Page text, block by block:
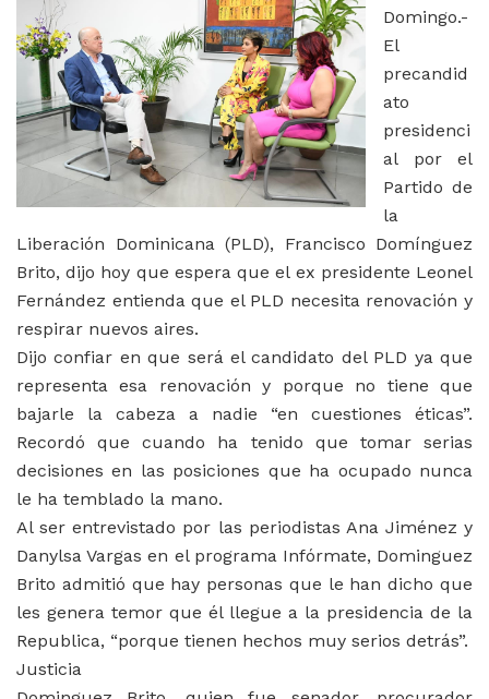
Domingo.-
El
precandid
ato
presidenci
al por el
Partido de
la
Liberación Dominicana (PLD), Francisco Domínguez
Brito, dijo hoy que espera que el ex presidente Leonel
Fernández entienda que el PLD necesita renovación y
respirar nuevos aires.
Dijo confiar en que será el candidato del PLD ya que
representa esa renovación y porque no tiene que
bajarle la cabeza a nadie “en cuestiones éticas”.
Recordó que cuando ha tenido que tomar serias
decisiones en las posiciones que ha ocupado nunca
le ha temblado la mano.
Al ser entrevistado por las periodistas Ana Jiménez y
Danylsa Vargas en el programa Infórmate, Dominguez
Brito admitió que hay personas que le han dicho que
les genera temor que él llegue a la presidencia de la
Republica, “porque tienen hechos muy serios detrás”.
Justicia